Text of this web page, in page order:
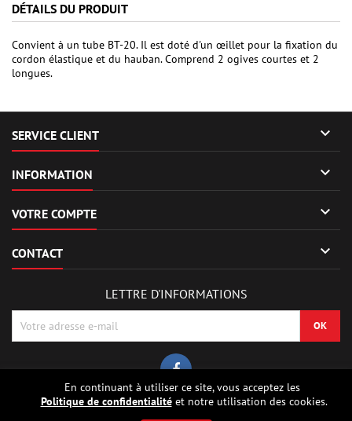
DÉTAILS DU PRODUIT
Convient à un tube BT-20. Il est doté d'un œillet pour la fixation du
cordon élastique et du hauban. Comprend 2 ogives courtes et 2
longues.
SERVICE CLIENT 
INFORMATION 
VOTRE COMPTE 
CONTACT 
En continuant à utiliser ce site, vous acceptez les
Politique de confidentialitéet notre utilisation des cookies.
LETTRE D'INFORMATIONS
© Copyright 2026 Sierrafox Hobbies - Model rocket shop, high power